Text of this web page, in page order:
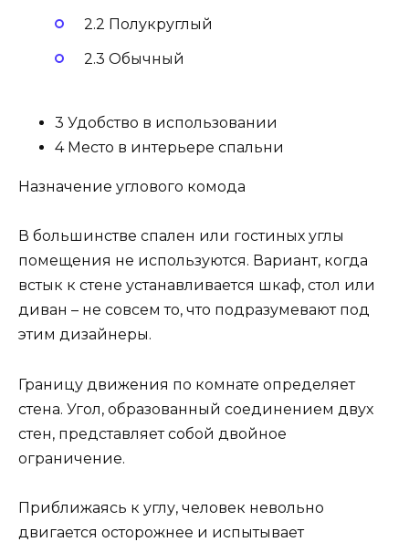
2.2 Полукруглый
2.3 Обычный
3 Удобство в использовании
4 Место в интерьере спальни
Назначение углового комода
В большинстве спален или гостиных углы
помещения не используются. Вариант, когда
встык к стене устанавливается шкаф, стол или
диван – не совсем то, что подразумевают под
этим дизайнеры.
Границу движения по комнате определяет
стена. Угол, образованный соединением двух
стен, представляет собой двойное
ограничение.
Приближаясь к углу, человек невольно
двигается осторожнее и испытывает